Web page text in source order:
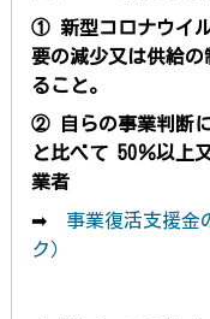
① 新型コロナウイ
要の減少又は供給
ること。
② 自らの事業判断
と 比べて 50％以上
業者
➡ 事業復活支援金
ク）